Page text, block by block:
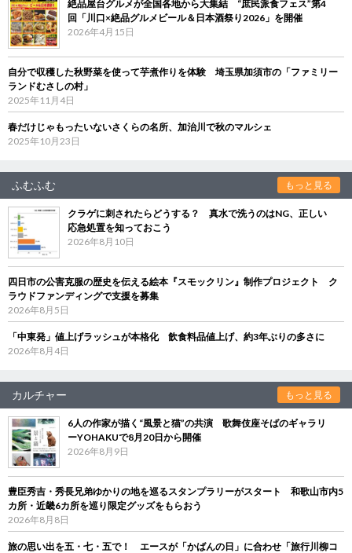
絶品屋台グルメが全国各地から大集結 “庶民派食フェス”第4
回「川口×絶品グルメビール＆日本酒祭り2026」を開催
2026年4月15日
自分で収穫した秋野菜を使って芋煮作りを体験 埼玉県加須市の「ファミリー
ランドむさしの村」
2025年11月4日
春だけじゃもったいないさくらの名所、加治川で秋のマルシェ
2025年10月23日
ふむふむ もっと見る
クラゲに刺されたらどうする？ 真水で洗うのはNG、正しい
応急処置を知っておこう
2026年8月10日
四日市の公害克服の歴史を伝える絵本『スモックリン』制作プロジェクト ク
ラウドファンディングで支援を募集
2026年8月5日
「中東発」値上げラッシュが本格化 飲食料品値上げ、約3年ぶりの多さに
2026年8月4日
カルチャー もっと見る
6人の作家が描く“風景と猫”の共演 歌舞伎座そばのギャラリ
ーYOHAKUで8月20日から開催
2026年8月9日
豊臣秀吉・秀長兄弟ゆかりの地を巡るスタンプラリーがスタート 和歌山市内5
カ所・近畿6カ所を巡り限定グッズをもらおう
2026年8月8日
旅の思い出を五・七・五で！ エースが「かばんの日」に合わせ「旅行川柳コ